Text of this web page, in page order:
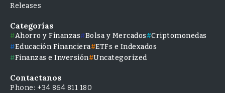
Releases
Categorías
Ahorro y Finanzas Bolsa y Mercados
Criptomonedas
Educación Financiera ETFs e Indexados
Finanzas e Inversión Uncategorized
Contactanos
Phone: +34 864 811 180